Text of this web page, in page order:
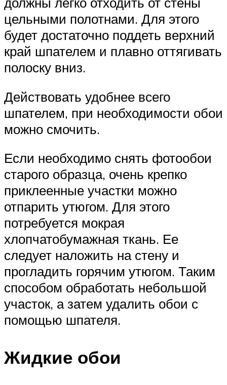
цельными полотнами. Для этого
будет достаточно поддеть верхний
край шпателем и плавно оттягивать
полоску вниз.
Действовать удобнее всего
шпателем, при необходимости обои
можно смочить.
Если необходимо снять фотообои
старого образца, очень крепко
приклеенные участки можно
отпарить утюгом. Для этого
потребуется мокрая
хлопчатобумажная ткань. Ее
следует наложить на стену и
прогладить горячим утюгом. Таким
способом обработать небольшой
участок, а затем удалить обои с
помощью шпателя.
Жидкие обои